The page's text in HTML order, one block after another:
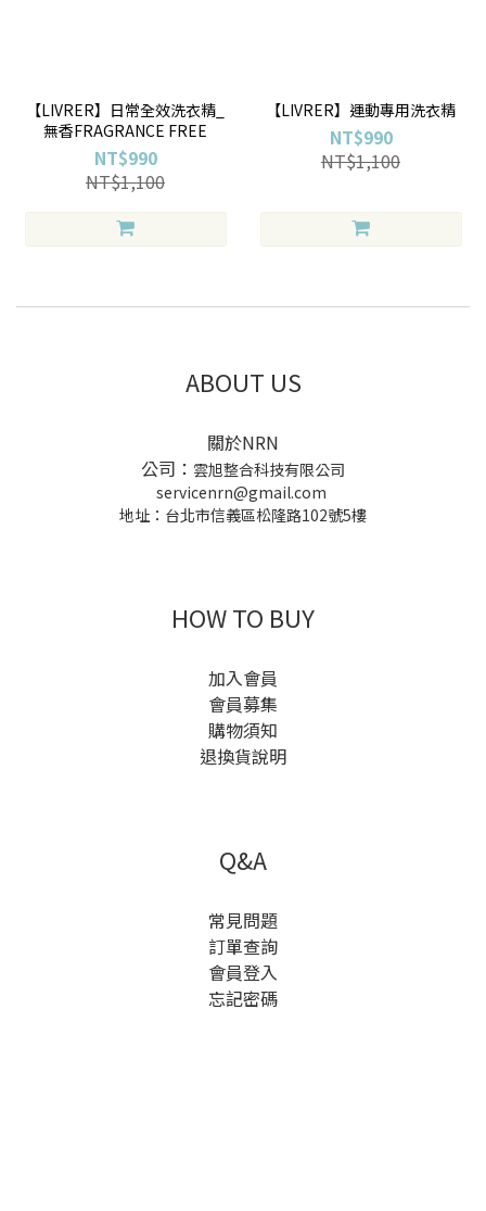
【LIVRER】日常全效洗衣精_
無香FRAGRANCE FREE
NT$990
NT$1,100
【LIVRER】運動專用洗衣精
NT$990
NT$1,100
ABOUT US
關於NRN
公司： 雲旭整合科技有限公司
servicenrn@gmail.com
地址：台北市信義區松隆路102號5樓
HOW TO BUY
加入會員
會員募集
購物須知
退換貨說明
Q&A
常見問題
訂單查詢
會員登入
忘記密碼